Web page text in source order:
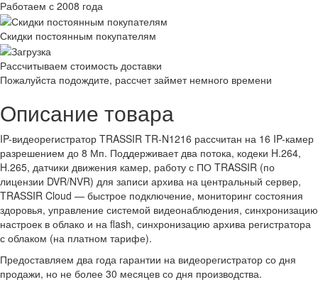
Работаем с 2008 года
Скидки постоянным покупателям
Рассчитываем стоимость доставки
Пожалуйста подождите, рассчет займет немного времени
Описание товара
IP-видеорегистратор TRASSIR TR-N1216 рассчитан на 16 IP-камер
разрешением до 8 Мп. Поддерживает два потока, кодеки H.264,
H.265, датчики движения камер, работу с ПО TRASSIR (по
лицензии DVR/NVR) для записи архива на центральный сервер,
TRASSIR Cloud — быстрое подключение, мониторинг состояния
здоровья, управление системой видеонаблюдения, синхронизацию
настроек в облако и на flash, синхронизацию архива регистратора
с облаком (на платном тарифе).
Предоставляем два года гарантии на видеорегистратор со дня
продажи, но не более 30 месяцев со дня производства.